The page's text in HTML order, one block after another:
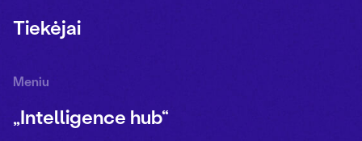
Tiekėjai
Meniu
„Intelligence hub“